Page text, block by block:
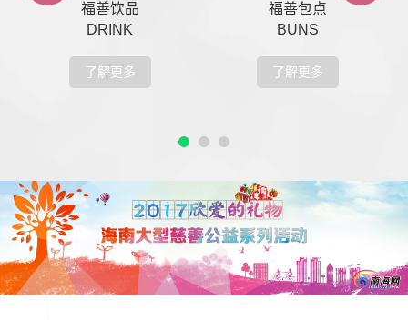
福善饮品
DRINK
了解更多
福善包点
BUNS
了解更多